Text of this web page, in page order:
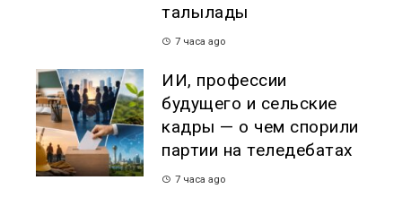
талқылады
7 часа ago
ИИ, профессии
будущего и сельские
кадры — о чем спорили
партии на теледебатах
7 часа ago